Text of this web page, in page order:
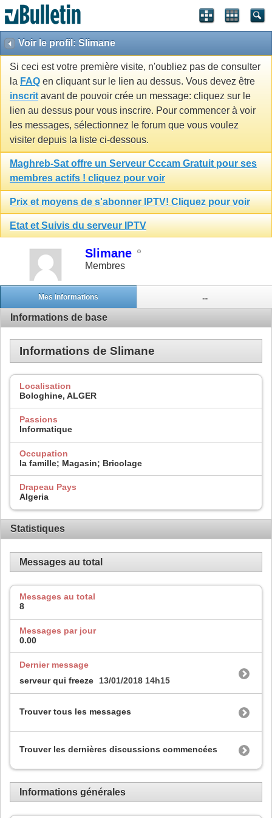
Voir le profil: Slimane
Si ceci est votre première visite, n'oubliez pas de consulter
la FAQ en cliquant sur le lien au dessus. Vous devez être
inscrit avant de pouvoir crée un message: cliquez sur le
lien au dessus pour vous inscrire. Pour commencer à voir
les messages, sélectionnez le forum que vous voulez
visiter depuis la liste ci-dessous.
Maghreb-Sat offre un Serveur Cccam Gratuit pour ses
membres actifs ! cliquez pour voir
Prix et moyens de s'abonner IPTV! Cliquez pour voir
Etat et Suivis du serveur IPTV
Slimane
Membres
Mes informations ...
Informations de base
Informations de Slimane
Localisation
Bologhine, ALGER
Passions
Informatique
Occupation
la famille; Magasin; Bricolage
Drapeau Pays
Algeria
Statistiques
Messages au total
Messages au total
8
Messages par jour
0.00
Dernier message
serveur qui freeze
13/01/2018 14h15
Trouver tous les messages
Trouver les dernières discussions commencées
Informations générales